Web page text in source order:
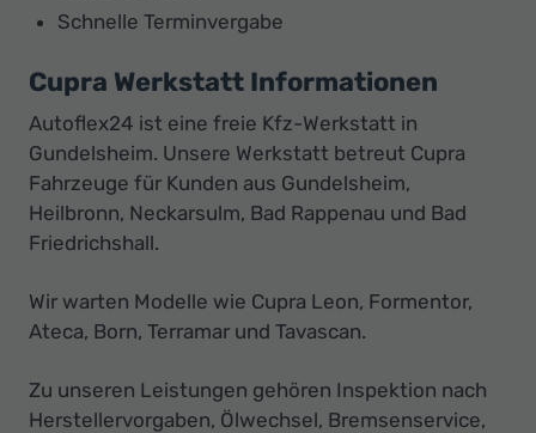
Schnelle Terminvergabe
Cupra Werkstatt Informationen
Autoflex24 ist eine freie Kfz-Werkstatt in
Gundelsheim. Unsere Werkstatt betreut Cupra
Fahrzeuge für Kunden aus Gundelsheim,
Heilbronn, Neckarsulm, Bad Rappenau und Bad
Friedrichshall.
Wir warten Modelle wie Cupra Leon, Formentor,
Ateca, Born, Terramar und Tavascan.
Zu unseren Leistungen gehören Inspektion nach
Herstellervorgaben, Ölwechsel, Bremsenservice,